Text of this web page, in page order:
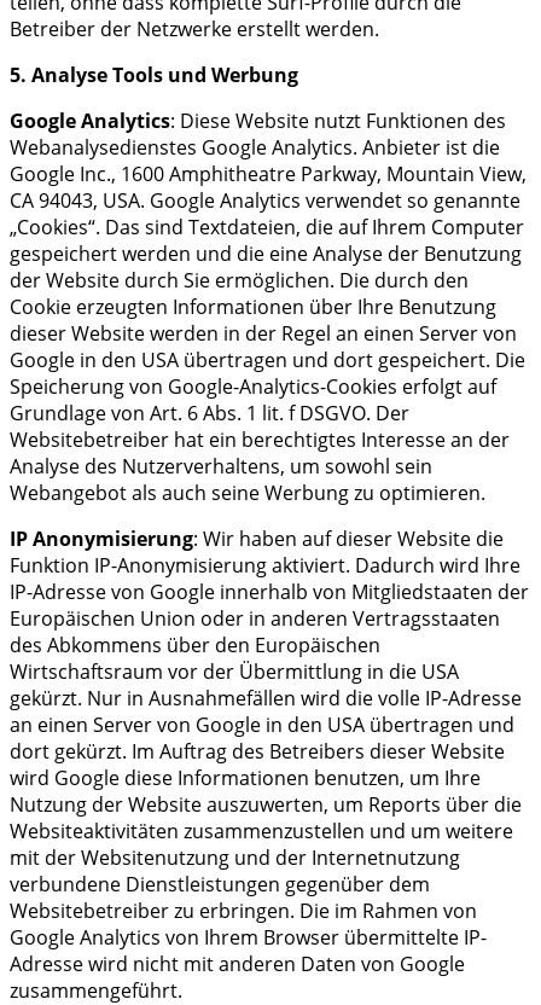
Betreiber der Netzwerke erstellt werden.
5. Analyse Tools und Werbung
Google Analytics: Diese Website nutzt Funktionen des
Webanalysedienstes Google Analytics. Anbieter ist die
Google Inc., 1600 Amphitheatre Parkway, Mountain View,
CA 94043, USA. Google Analytics verwendet so genannte
„Cookies“. Das sind Textdateien, die auf Ihrem Computer
gespeichert werden und die eine Analyse der Benutzung
der Website durch Sie ermöglichen. Die durch den
Cookie erzeugten Informationen über Ihre Benutzung
dieser Website werden in der Regel an einen Server von
Google in den USA übertragen und dort gespeichert. Die
Speicherung von Google-Analytics-Cookies erfolgt auf
Grundlage von Art. 6 Abs. 1 lit. f DSGVO. Der
Websitebetreiber hat ein berechtigtes Interesse an der
Analyse des Nutzerverhaltens, um sowohl sein
Webangebot als auch seine Werbung zu optimieren.
IP Anonymisierung: Wir haben auf dieser Website die
Funktion IP-Anonymisierung aktiviert. Dadurch wird Ihre
IP-Adresse von Google innerhalb von Mitgliedstaaten der
Europäischen Union oder in anderen Vertragsstaaten
des Abkommens über den Europäischen
Wirtschaftsraum vor der Übermittlung in die USA
gekürzt. Nur in Ausnahmefällen wird die volle IP-Adresse
an einen Server von Google in den USA übertragen und
dort gekürzt. Im Auftrag des Betreibers dieser Website
wird Google diese Informationen benutzen, um Ihre
Nutzung der Website auszuwerten, um Reports über die
Websiteaktivitäten zusammenzustellen und um weitere
mit der Websitenutzung und der Internetnutzung
verbundene Dienstleistungen gegenüber dem
Websitebetreiber zu erbringen. Die im Rahmen von
Google Analytics von Ihrem Browser übermittelte IP-
Adresse wird nicht mit anderen Daten von Google
zusammengeführt.